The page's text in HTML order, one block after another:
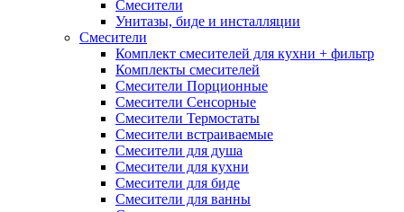
Смесители
Унитазы, биде и инсталляции
Смесители
Комплект смесителей для кухни + фильтр
Комплекты смесителей
Смесители Порционные
Смесители Сенсорные
Смесители Термостаты
Смесители встраиваемые
Смесители для душа
Смесители для кухни
Смесители для биде
Смесители для ванны